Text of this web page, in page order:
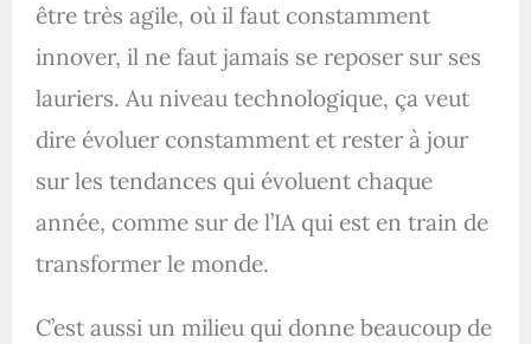
être très agile, où il faut constamment
innover, il ne faut jamais se reposer sur ses
lauriers. Au niveau technologique, ça veut
dire évoluer constamment et rester à jour
sur les tendances qui évoluent chaque
année, comme sur de l’IA qui est en train de
transformer le monde.
C’est aussi un milieu qui donne beaucoup de